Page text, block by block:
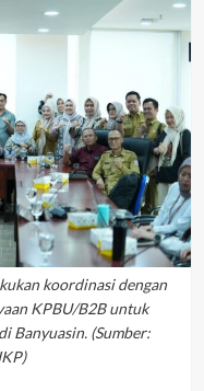
koordinasi dengan
KPBU/B2B untuk
Banyuasin. (Sumber: